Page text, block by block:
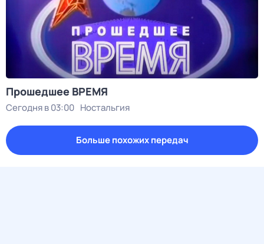
Прошедшее ВРЕМЯ
Сегодня в 03:00 Ностальгия
Больше похожих передач